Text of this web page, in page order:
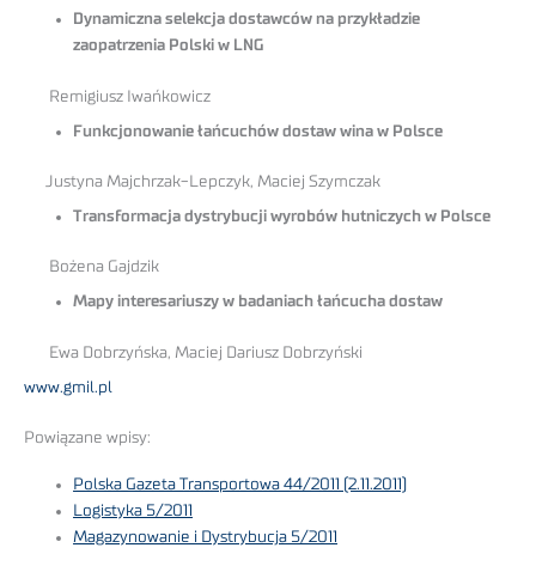
Dynamiczna selekcja dostawców na przykładzie
zaopatrzenia Polski w LNG
Remigiusz Iwańkowicz
Funkcjonowanie łańcuchów dostaw wina w Polsce
Justyna Majchrzak-Lepczyk, Maciej Szymczak
Transformacja dystrybucji wyrobów hutniczych w Polsce
Bożena Gajdzik
Mapy interesariuszy w badaniach łańcucha dostaw
Ewa Dobrzyńska, Maciej Dariusz Dobrzyński
www.gmil.pl
Powiązane wpisy:
Polska Gazeta Transportowa 44/2011 (2.11.2011)
Logistyka 5/2011
Magazynowanie i Dystrybucja 5/2011